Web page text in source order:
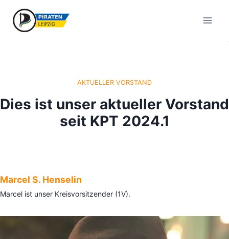
Inhalt
springen
AKTUELLER VORSTAND
Dies ist unser aktueller Vorstand
seit KPT 2024.1
Marcel S. Henselin
Marcel ist unser Kreisvorsitzender (1V).